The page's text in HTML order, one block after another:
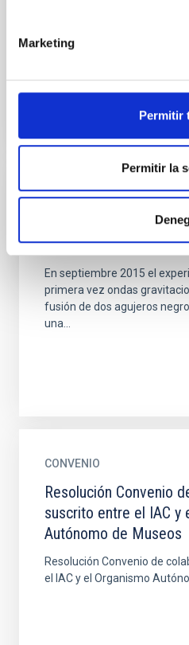
Marketing
Permitir
Permitir la
Springer publica el libro La
EVENTO
Presentación del libro:
Astronomy"
En septiembre 2015 el
primera vez ondas
fusión de dos agujeros
una...
CONVENIO
Resolución Convenio
suscrito entre el IAC y
Autónomo de Museos
Resolución Convenio de
el IAC y el Organismo